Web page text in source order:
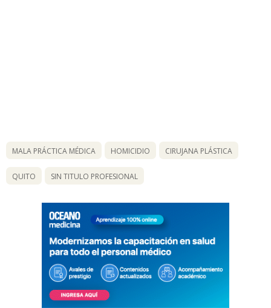
MALA PRÁCTICA MÉDICA HOMICIDIO CIRUJANA PLÁSTICA
QUITO SIN TITULO PROFESIONAL